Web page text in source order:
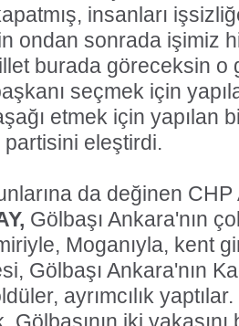
insanları
ondan sonrada işimiz
burada göreceksin o
seçmek için
etmek için yapılan
eleştirdi.
da değinen
Gölbaşı Ankara'nın
Moganıyla, kent
Gölbaşı Ankara'nın
ayrımcılık